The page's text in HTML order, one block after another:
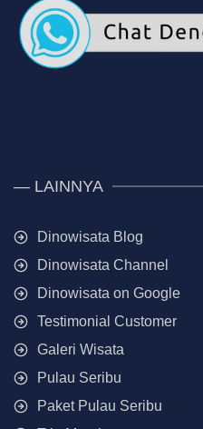
— LAINNYA
Dinowisata Blog
Dinowisata Channel
Dinowisata on Google
Testimonial Customer
Galeri Wisata
Pulau Seribu
Paket Pulau Seribu